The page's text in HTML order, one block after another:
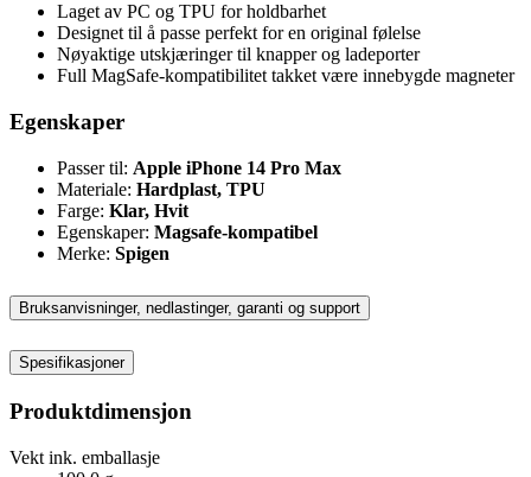
Laget av PC og TPU for holdbarhet
Designet til å passe perfekt for en original følelse
Nøyaktige utskjæringer til knapper og ladeporter
Full MagSafe-kompatibilitet takket være innebygde magneter
Egenskaper
Passer til: Apple iPhone 14 Pro Max
Materiale: Hardplast, TPU
Farge: Klar, Hvit
Egenskaper: Magsafe-kompatibel
Merke: Spigen
Bruksanvisninger, nedlastinger, garanti og support
Spesifikasjoner
Produktdimensjon
Vekt ink. emballasje